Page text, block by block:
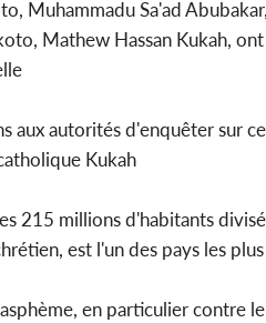
Muhammadu Sa'ad
Mathew Hassan Kukah,
aux autorités d'enquêter sur
Kukah
215 millions d'habitants
est l'un des pays les
en particulier contre